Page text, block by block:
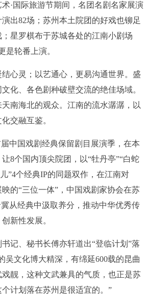
国际旅游节期间，名团名剧名家展演
出82场；苏州本土院团的好戏也铆足
星罗棋布于苏城各处的江南小剧场
是轮番上演。
灵；以艺通心，更易沟通世界。盛
化、各色剧种破壁交流的绝佳场域。
南海北的观众。江南的流水潺潺，以
交融互鉴。
国戏剧经典保留剧目展演季，在本
8个国内顶尖院团，以“牡丹亭”“白蛇
”4个经典IP的同题双作，在江南对
的“三位一体”，中国戏剧家协会在苏
从经典中汲取养分，推动中华优秀传
新性发展。
、秘书长傅亦轩道出“登临计划”落
吴文化博大精深，有绵延600载的昆曲
靓，这种文武兼具的气质，也正是苏
计划落在苏州是很适宜的。”